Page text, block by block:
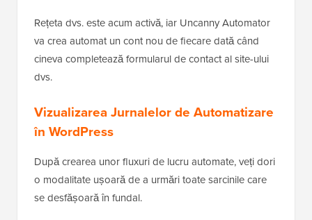
Rețeta dvs. este acum activă, iar Uncanny Automator
va crea automat un cont nou de fiecare dată când
cineva completează formularul de contact al site-ului
dvs.
Vizualizarea Jurnalelor de Automatizare
în WordPress
După crearea unor fluxuri de lucru automate, veți dori
o modalitate ușoară de a urmări toate sarcinile care
se desfășoară în fundal.